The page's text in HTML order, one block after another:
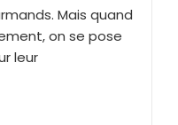
Mais quand
on se pose
leur